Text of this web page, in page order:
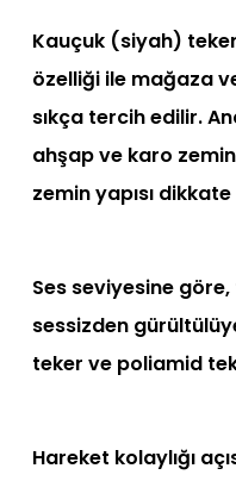
Kauçuk (siyah)
özelliği ile mağaza
sıkça tercih edilir.
ahşap ve karo
zemin yapısı
Ses seviyesine
sessizden
teker ve poliamid
Hareket kolaylığı